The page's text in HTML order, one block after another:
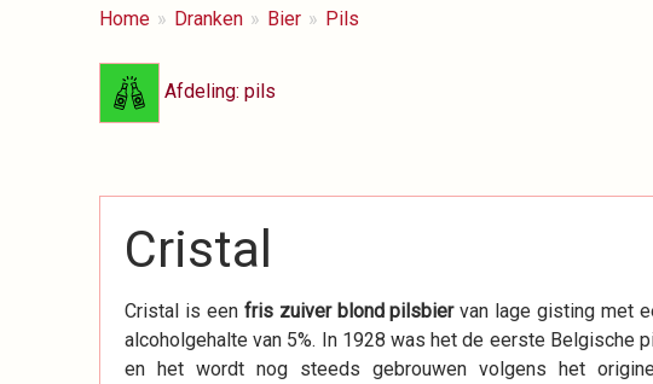
BREADCRUMBS
Je
hier:
Home Dranken Bier Pils
Afdeling: pils
Cristal
Cristal is een fris zuiver blond pilsbiervan lage gisting met
alcoholgehalte van 5%. In 1928 was het de eerste Belgische
en het wordt nog steeds gebrouwen volgens het